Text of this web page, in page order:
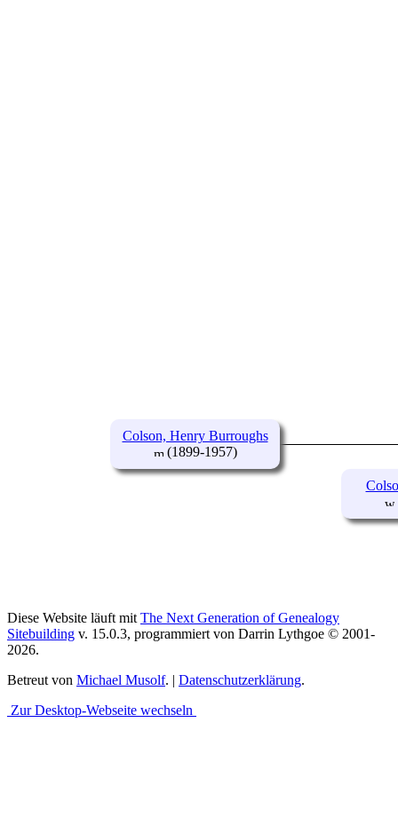
Colson, Henry Burroughs
(1899-1957)
Diese Website läuft mit The Next Generation of Genealogy
Sitebuilding v. 15.0.3, programmiert von Darrin Lythgoe © 2001-
2026.
Betreut von Michael Musolf. | Datenschutzerklärung.
Zur Desktop-Webseite wechseln